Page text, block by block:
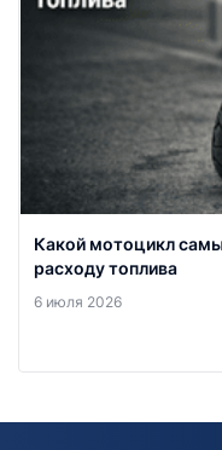
Какой мотоцикл
расходу топлива
6 июля 2026